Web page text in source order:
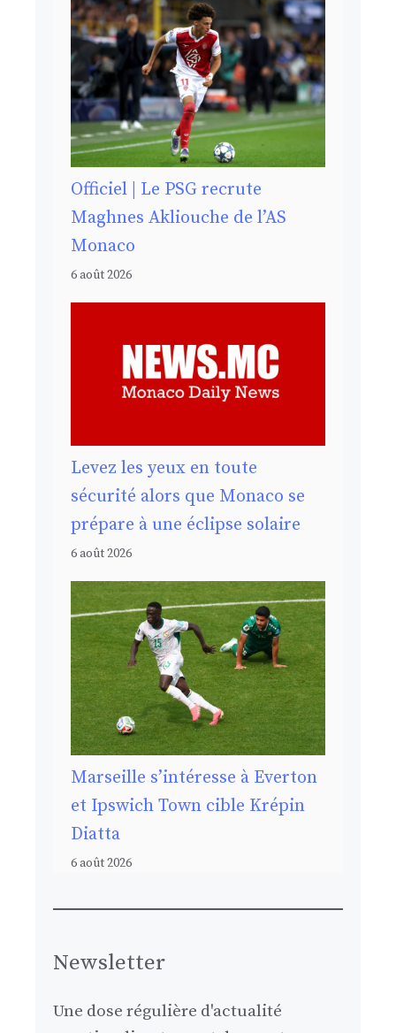
Officiel | Le PSG recrute
Maghnes Akliouche de l’AS
Monaco
6 août 2026
Levez les yeux en toute
sécurité alors que Monaco se
prépare à une éclipse solaire
6 août 2026
Marseille s’intéresse à Everton
et Ipswich Town cible Krépin
Diatta
6 août 2026
Newsletter
Une dose régulière d'actualité